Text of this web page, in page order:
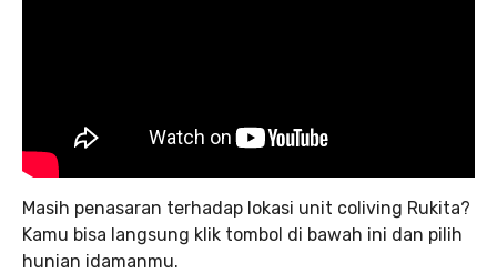
Masih penasaran terhadap lokasi unit coliving Rukita?
Kamu bisa langsung klik tombol di bawah ini dan pilih
hunian idamanmu.